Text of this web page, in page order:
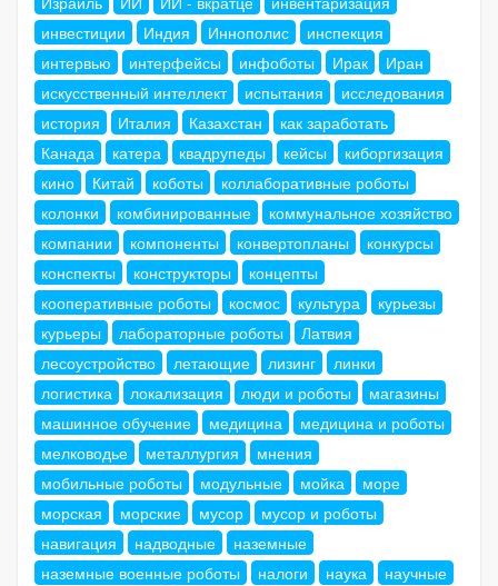
инвестиции
Индия Иннополис
инспекция
интервью
интерфейсы инфоботы Ирак
Иран
искусственный интеллект
испытания
исследования
история
Италия Казахстан
как заработать
Канада
катера квадрупеды кейсы
киборгизация
кино
Китай коботы
коллаборативные роботы
колонки
комбинированные
коммунальное хозяйство
компании
компоненты конвертопланы
конкурсы
конспекты
конструкторы
концепты
кооперативные роботы
космос культура
курьезы
курьеры
лабораторные роботы
Латвия
лесоустройство
летающие лизинг
линки
логистика
локализация люди и роботы
магазины
машинное обучение
медицина
медицина и роботы
мелководье
металлургия
мнения
мобильные роботы
модульные мойка
море
морская
морские мусор
мусор и роботы
навигация
надводные
наземные
наземные военные роботы
налоги наука
научные